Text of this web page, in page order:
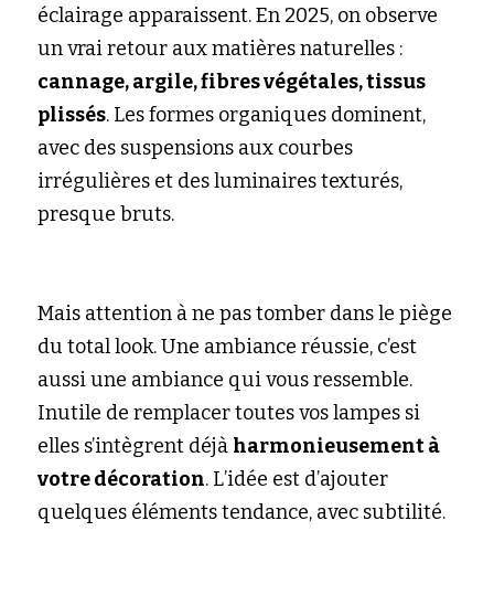
éclairage apparaissent. En 2025, on observe
cannage, argile, fibres végétales, tissus
plissés. Les formes organiques dominent,
avec des suspensions aux courbes
irrégulières et des luminaires texturés,
presque bruts.
Mais attention à ne pas tomber dans le piège
du total look. Une ambiance réussie, c’est
aussi une ambiance qui vous ressemble.
Inutile de remplacer toutes vos lampes si
elles s’intègrent déjà harmonieusement à
votre décoration. L’idée est d’ajouter
quelques éléments tendance, avec subtilité.